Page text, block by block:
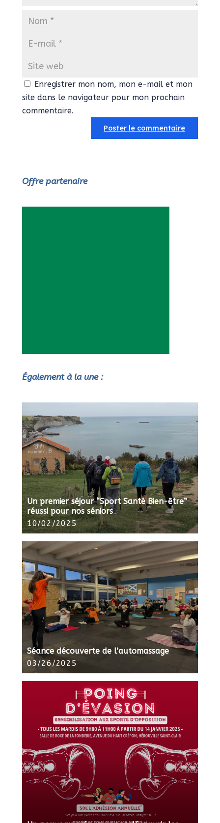
Enregistrer mon nom, mon e-mail et mon
site dans le navigateur pour mon prochain
commentaire.
Offre partenaire
Également à la une :
Un premier séjour “Sport Santé Bien-être”
réussi pour nos séniors
10/02/2025
Séance découverte de l’automassage
03/26/2025